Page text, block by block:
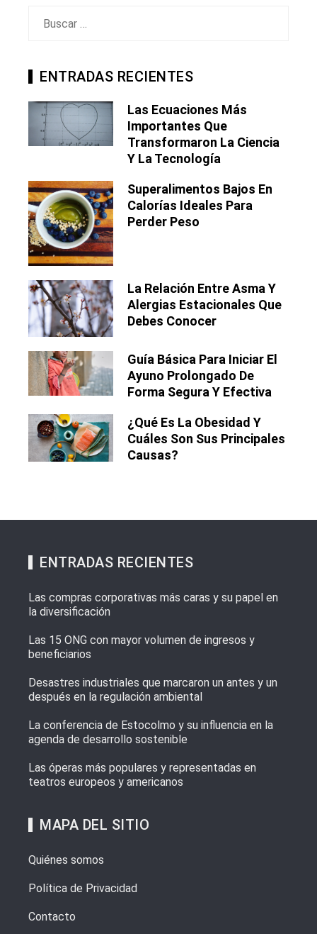
ENTRADAS RECIENTES
Las Ecuaciones Más
Importantes Que
Transformaron La Ciencia
Y La Tecnología
Superalimentos Bajos En
Calorías Ideales Para
Perder Peso
La Relación Entre Asma Y
Alergias Estacionales Que
Debes Conocer
Guía Básica Para Iniciar El
Ayuno Prolongado De
Forma Segura Y Efectiva
¿Qué Es La Obesidad Y
Cuáles Son Sus Principales
Causas?
ENTRADAS RECIENTES
Las compras corporativas más caras y su papel en
la diversificación
Las 15 ONG con mayor volumen de ingresos y
beneficiarios
Desastres industriales que marcaron un antes y un
después en la regulación ambiental
La conferencia de Estocolmo y su influencia en la
agenda de desarrollo sostenible
Las óperas más populares y representadas en
teatros europeos y americanos
MAPA DEL SITIO
Quiénes somos
Política de Privacidad
Contacto